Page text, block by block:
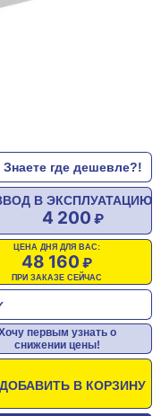
Знаете где дешевле?!
В ЭКСПЛУАТАЦИЮ
4 200
ЦЕНА ДНЯ ДЛЯ ВАС:
48 160
ПРИ ЗАКАЗЕ СЕЙЧАС
первым узнать о
снижении цены!
ДОБАВИТЬ В КОРЗИНУ